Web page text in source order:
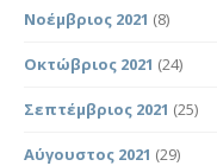
Νοέμβριος 2021 (8)
Οκτώβριος 2021 (24)
Σεπτέμβριος 2021 (25)
Αύγουστος 2021 (29)